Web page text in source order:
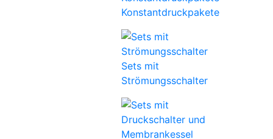
Konstantdruckpakete
Sets mit
Strömungsschalter